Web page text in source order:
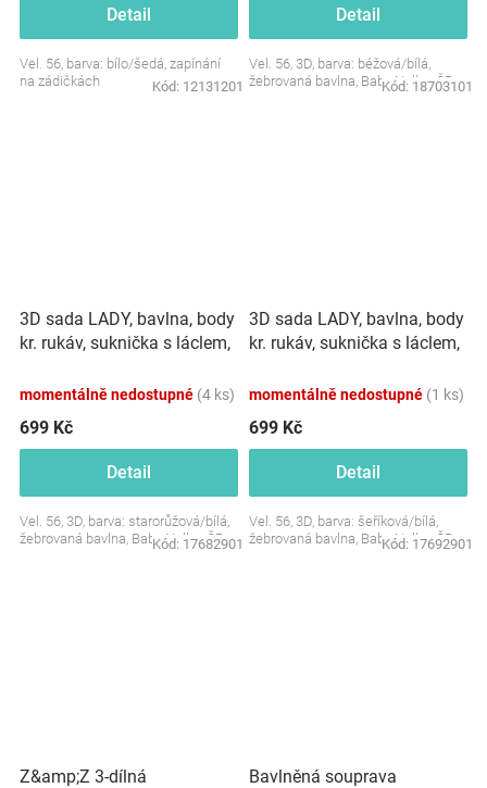
Detail
Vel. 56, barva: bílo/šedá, zapínání
na zádičkách
Kód: 12131201
Detail
Vel. 56, 3D, barva: béžová/bílá,
žebrovaná bavlna, Baby Nellys ČR
Kód: 18703101
3D sada LADY, bavlna, body
kr. rukáv, suknička s láclem,
momentálně nedostupné (4 ks)
699 Kč
Detail
Vel. 56, 3D, barva: starorůžová/bílá,
žebrovaná bavlna, Baby Nellys ČR
Kód: 17682901
3D sada LADY, bavlna, body
kr. rukáv, suknička s láclem,
momentálně nedostupné (1 ks)
699 Kč
Detail
Vel. 56, 3D, barva: šeříková/bílá,
žebrovaná bavlna, Baby Nellys ČR
Kód: 17692901
Z&amp;Z 3-dílná
Bavlněná souprava